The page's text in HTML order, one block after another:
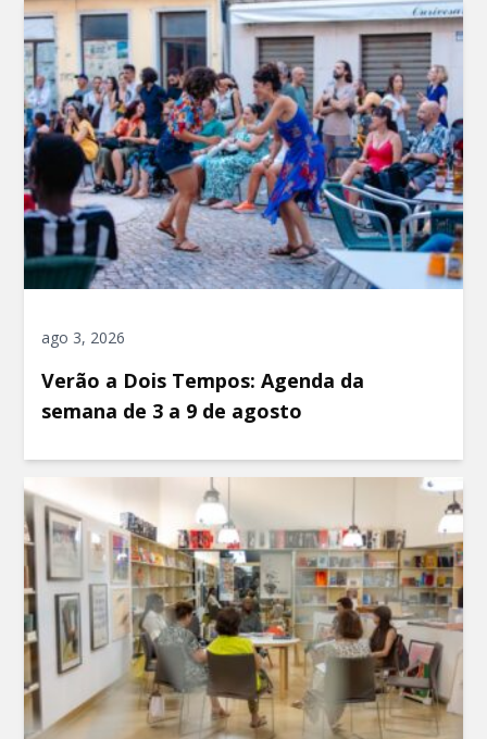
ago 3, 2026
Verão a Dois Tempos: Agenda da
semana de 3 a 9 de agosto